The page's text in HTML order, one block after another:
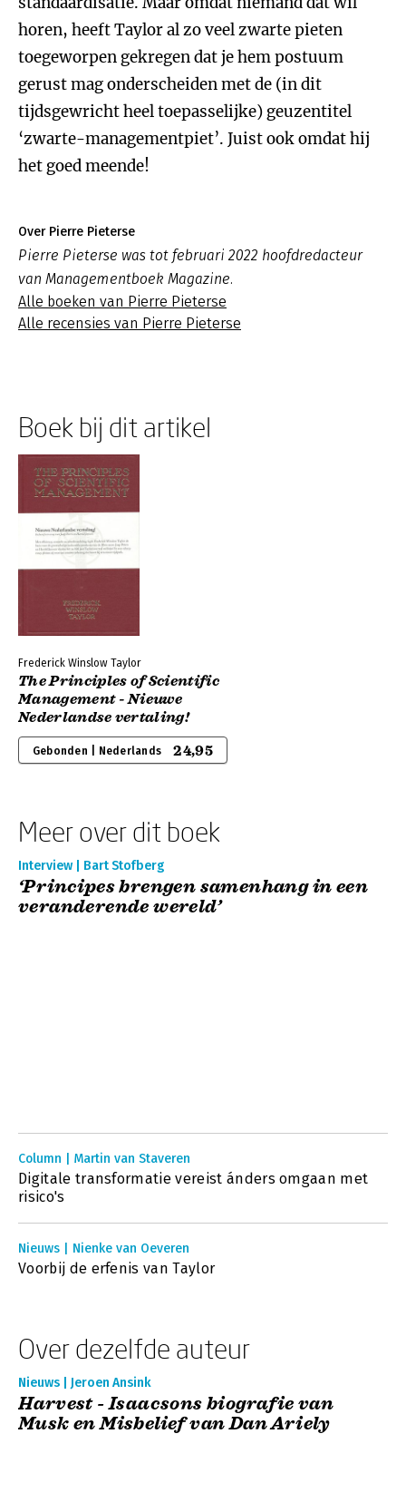
horen, heeft Taylor al zo veel zwarte pieten
toegeworpen gekregen dat je hem postuum
gerust mag onderscheiden met de (in dit
tijdsgewricht heel toepasselijke) geuzentitel
‘zwarte-managementpiet’. Juist ook omdat hij
het goed meende!
Over Pierre Pieterse
Pierre Pieterse was tot februari 2022 hoofdredacteur
van Managementboek Magazine.
Alle boeken van Pierre Pieterse
Alle recensies van Pierre Pieterse
Boek bij dit artikel
Frederick Winslow Taylor
The Principles of Scientific
Management - Nieuwe
Nederlandse vertaling!
Gebonden | Nederlands 24,95
Meer over dit boek
Interview | Bart Stofberg
‘Principes brengen samenhang in een
veranderende wereld’
Column | Martin van Staveren
Digitale transformatie vereist ánders omgaan met
risico's
Nieuws | Nienke van Oeveren
Voorbij de erfenis van Taylor
Over dezelfde auteur
Nieuws | Jeroen Ansink
Harvest - Isaacsons biografie van
Musk en Misbelief van Dan Ariely